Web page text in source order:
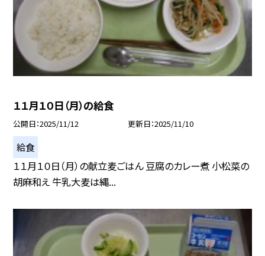
１１月１０日（月）の給食
公開日 2025/11/12 更新日 2025/11/10
給食
１１月１０日（月）の献立麦ごはん 豆腐のカレー煮 小松菜の
胡麻和え 牛乳大麦は縄...